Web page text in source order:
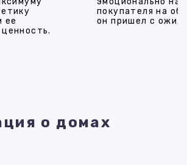
ее
покупателя на
он пришел с
о домах